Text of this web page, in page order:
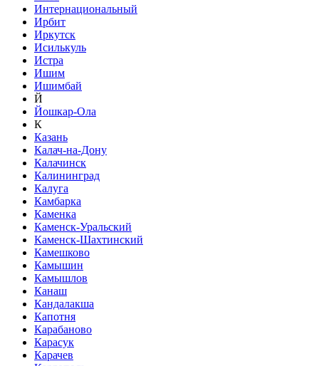
Интернациональный
Ирбит
Иркутск
Исилькуль
Истра
Ишим
Ишимбай
Й
Йошкар-Ола
К
Казань
Калач-на-Дону
Калачинск
Калининград
Калуга
Камбарка
Каменка
Каменск-Уральский
Каменск-Шахтинский
Камешково
Камышин
Камышлов
Канаш
Кандалакша
Капотня
Карабаново
Карасук
Карачев